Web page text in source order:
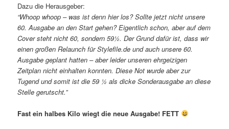
Dazu die Herausgeber:
“Whoop whoop – was ist denn hier los? Sollte jetzt nicht unsere
60. Ausgabe an den Start gehen? Eigentlich schon, aber auf dem
Cover steht nicht 60, sondern 59½. Der Grund dafür ist, dass wir
einen großen Relaunch für Stylefile.de und auch unsere 60.
Ausgabe geplant hatten – aber leider unseren ehrgeizigen
Zeitplan nicht einhalten konnten. Diese Not wurde aber zur
Tugend und somit ist die 59 ½ als dicke Sonderausgabe an diese
Stelle gerutscht.”
Fast ein halbes Kilo wiegt die neue Ausgabe! FETT